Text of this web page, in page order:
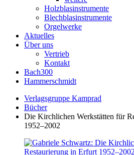
Holzblasinstrumente
Blechblasinstrumente
Orgelwerke
Aktuelles
Über uns
Vertrieb
Kontakt
Bach300
Hammerschmidt
Verlagsgruppe Kamprad
Bücher
Die Kirchlichen Werkstätten für
1952–2002